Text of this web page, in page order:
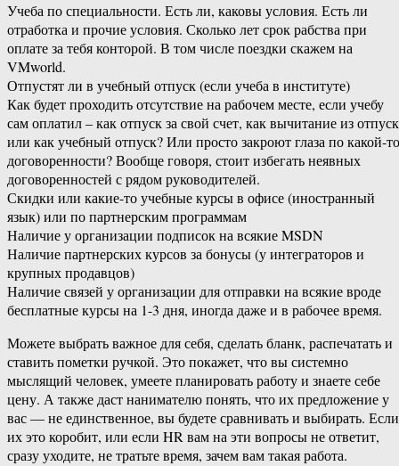
Учеба по специальности. Есть ли, каковы условия. Есть ли
отработка и прочие условия. Сколько лет срок рабства при
оплате за тебя конторой. В том числе поездки скажем на
VMworld.
Отпустят ли в учебный отпуск (если учеба в институте)
Как будет проходить отсутствие на рабочем месте, если учебу
сам оплатил – как отпуск за свой счет, как вычитание из
или как учебный отпуск? Или просто закроют глаза по какой-то
договоренности? Вообще говоря, стоит избегать неявных
договоренностей с рядом руководителей.
Скидки или какие-то учебные курсы в офисе (иностранный
язык) или по партнерским программам
Наличие у организации подписок на всякие MSDN
Наличие партнерских курсов за бонусы (у интеграторов и
крупных продавцов)
Наличие связей у организации для отправки на всякие вроде
бесплатные курсы на 1-3 дня, иногда даже и в рабочее время.
Можете выбрать важное для себя, сделать бланк, распечатать и
ставить пометки ручкой. Это покажет, что вы системно
мыслящий человек, умеете планировать работу и знаете себе
цену. А также даст нанимателю понять, что их предложение у
вас — не единственное, вы будете сравнивать и выбирать. Если
их это коробит, или если HR вам на эти вопросы не ответит,
сразу уходите, не тратьте время, зачем вам такая работа.